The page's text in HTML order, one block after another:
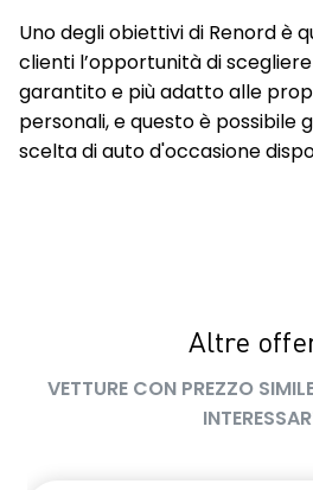
Uno degli obiettivi di Renord è
clienti l’opportunità di
garantito e più adatto alle
personali, e questo è possibile
scelta di auto d'occasione
Altre
VETTURE CON PREZZO